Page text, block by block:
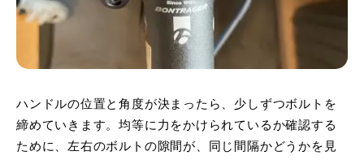
ハンドルの位置と角度が決まったら、少しずつボルトを
締めていきます。均等に力をかけられているか確認する
ために、左右のボルトの隙間が、同じ間隔かどうかを見